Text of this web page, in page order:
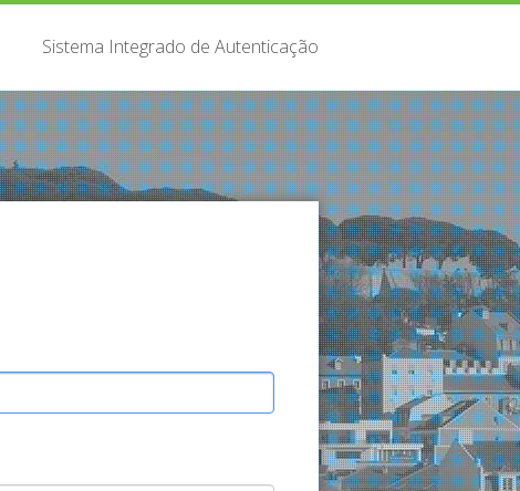
Sistema Integrado de Autenticação